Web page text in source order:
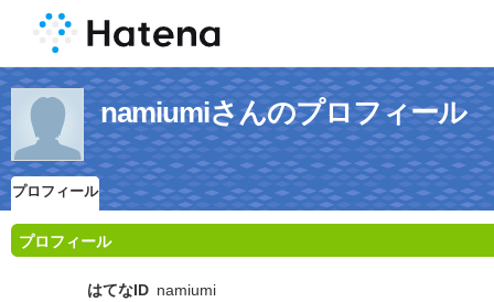
namiumiさんのプロフィール
プロフィール
プロフィール
はてなID namiumi